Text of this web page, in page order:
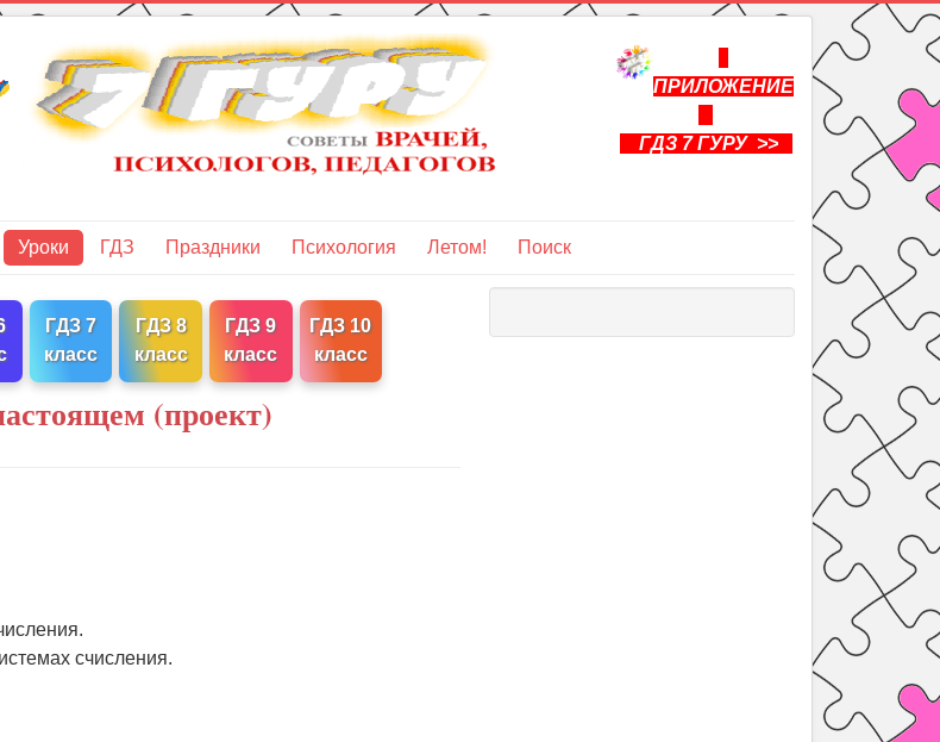
ПРИЛОЖЕНИЕ
ГДЗ 7 ГУРУ >>
Уроки ГДЗ Праздники Психология Летом! Поиск
ГДЗ 7
класс
ГДЗ 8
класс
ГДЗ 9
класс
ГДЗ 10
класс
(проект)
счисления.